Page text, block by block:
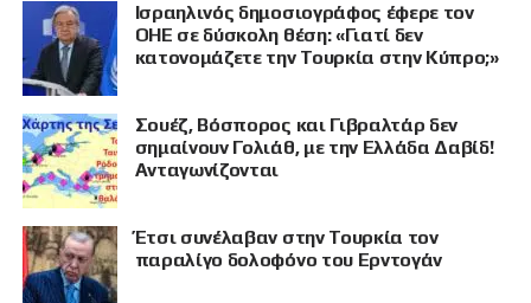
Ισραηλινός δημοσιογράφος έφερε τον
ΟΗΕ σε δύσκολη θέση: «Γιατί δεν
κατονομάζετε την Τουρκία στην Κύπρο;»
Σουέζ, Βόσπορος και Γιβραλτάρ δεν
σημαίνουν Γολιάθ, με την Ελλάδα Δαβίδ!
Ανταγωνίζονται
Έτσι συνέλαβαν στην Τουρκία τον
παραλίγο δολοφόνο του Ερντογάν